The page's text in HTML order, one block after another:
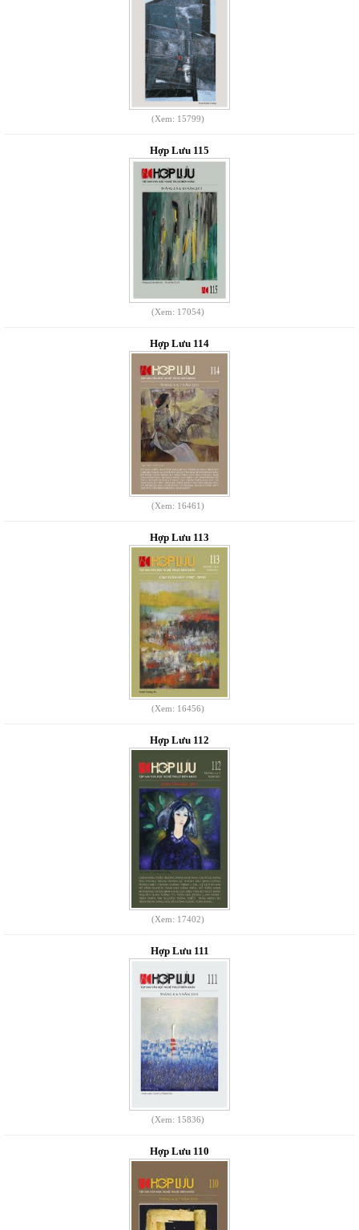
(Xem: 15799)
Hợp Lưu 115
(Xem: 17054)
Hợp Lưu 114
(Xem: 16461)
Hợp Lưu 113
(Xem: 16456)
Hợp Lưu 112
(Xem: 17402)
Hợp Lưu 111
(Xem: 15836)
Hợp Lưu 110